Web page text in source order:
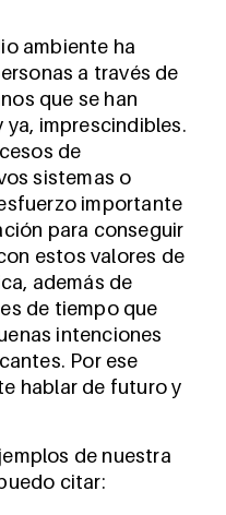
ambiente ha
a través de
que se han
imprescindibles.
de
sistemas o
importante
para conseguir
estos valores de
además de
de tiempo que
intenciones
Por ese
hablar de futuro y
de nuestra
citar: